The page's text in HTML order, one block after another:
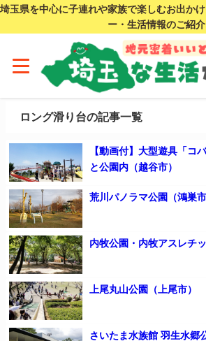
埼玉県を中心に子連れや家族で楽しむお出か
ー・生活情報のご紹介
ロング滑り台の記事一覧
【動画付】大型遊具「コ
と公園内（越谷市）
荒川パノラマ公園（鴻巣市
内牧公園・内牧アスレチ
上尾丸山公園（上尾市）
さいたま水族館 羽生水郷